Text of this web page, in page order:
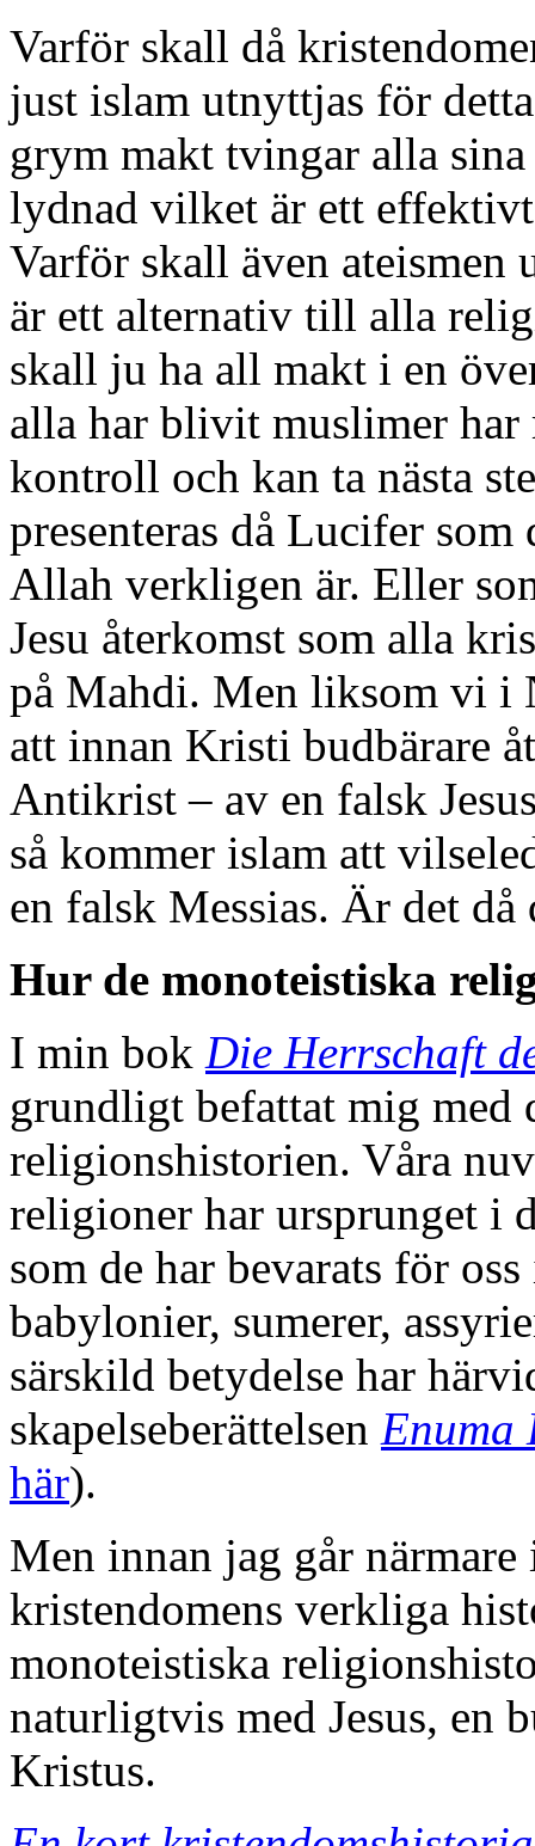
Varför skall då
just islam utnyttjas för
grym makt tvingar alla
lydnad vilket är ett
Varför skall även ateismen
är ett alternativ till alla
skall ju ha all makt i en
alla har blivit muslimer har
kontroll och kan ta nästa
presenteras då Lucifer
Allah verkligen är. Eller
Jesu återkomst som alla
på Mahdi. Men liksom vi i
att innan Kristi budbärare
Antikrist – av en falsk
så kommer islam att
en falsk Messias. Är det
Hur de monoteistiska
I min bok Die Herrschaft
grundligt befattat mig med
religionshistorien. Våra
religioner har ursprunget i
som de har bevarats för
babylonier, sumerer,
särskild betydelse har
skapelseberättelsen Enuma
här).
Men innan jag går
kristendomens verkliga
monoteistiska
naturligtvis med Jesus, en
Kristus.